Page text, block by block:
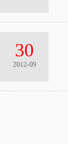
30
2012-09